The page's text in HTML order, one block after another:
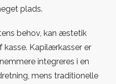
plads.
behov, kan æstetik
kasse. Kapilærkasser er
integreres i en
mens traditionelle